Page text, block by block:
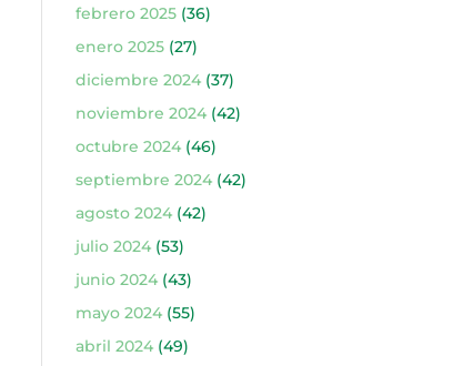
febrero 2025(36)
enero 2025(27)
diciembre 2024(37)
noviembre 2024(42)
octubre 2024(46)
septiembre 2024(42)
agosto 2024(42)
julio 2024(53)
junio 2024(43)
mayo 2024(55)
abril 2024(49)